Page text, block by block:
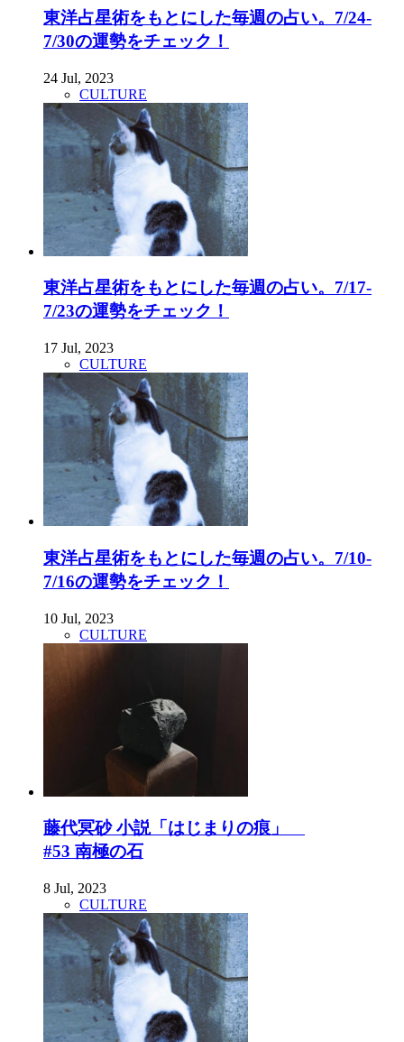
東洋占星術をもとにした毎週の占い。7/24-
7/30の運勢をチェック！
24 Jul, 2023
CULTURE
東洋占星術をもとにした毎週の占い。7/17-
7/23の運勢をチェック！
17 Jul, 2023
CULTURE
東洋占星術をもとにした毎週の占い。7/10-
7/16の運勢をチェック！
10 Jul, 2023
CULTURE
藤代冥砂 小説「はじまりの痕」
#53 南極の石
8 Jul, 2023
CULTURE